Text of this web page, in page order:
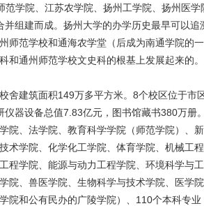
范学院、江苏农学院、扬州工学院、扬州医
组建而成。扬州大学的办学历史最早可以追
师范学校和通海农学堂（后成为南通学院的
和通州师范学校文史科的根基上发展起来的
建筑面积149万多平方米。8个校区位于市
仪器设备总值7.83亿元，图书馆藏书380万册
院、法学院、教育科学学院（师范学院）、
术学院、化学化工学院、体育学院、机械工程
程学院、能源与动力工程学院、环境科学与
院、兽医学院、生物科学与技术学院、医学
院和公有民办的广陵学院）、110个本科专